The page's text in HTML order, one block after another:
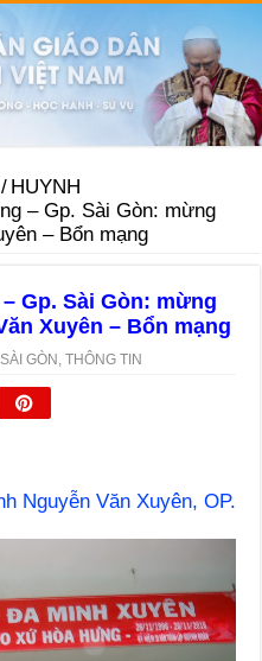
/ HUYNH
– Gp. Sài Gòn: mừng
– Bổn mạng
Gp. Sài Gòn: mừng
Xuyên – Bổn mạng
SÀI GÒN ,THÔNG TIN
Nguyễn Văn Xuyên, OP.